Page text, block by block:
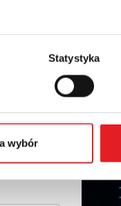
Statystyka
wybór